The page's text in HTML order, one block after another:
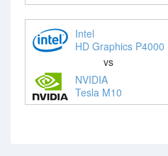
Intel
HD Graphics P4000
vs
NVIDIA
Tesla M10